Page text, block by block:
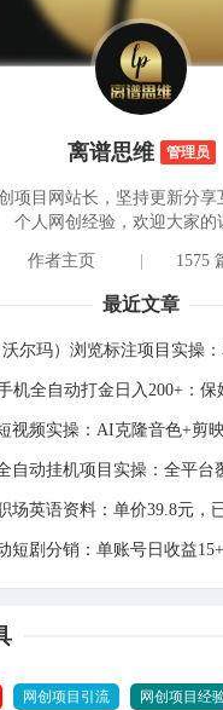
离谱思维 管理员
项目网站长，坚持更新分享
个人网创经验，欢迎大家的
作者主页 1575
最近文章
网创项目引流 网创项目经